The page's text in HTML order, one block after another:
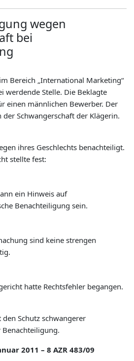
wegen
bei
Bereich „International Marketing“
werdende Stelle. Die Beklagte
einen männlichen Bewerber. Der
Schwangerschaft der Klägerin.
ihres Geschlechts benachteiligt.
stellte fest:
ein Hinweis auf
Benachteiligung sein.
sind keine strengen
hatte Rechtsfehler begangen.
Schutz schwangerer
2011 – 8 AZR 483/09